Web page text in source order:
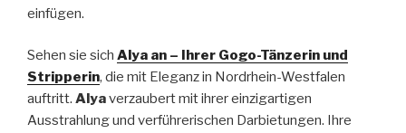
einfügen.
Sehen sie sich Alya an – Ihrer Gogo-Tänzerin und
Stripperin, die mit Eleganz in Nordrhein-Westfalen
auftritt. Alyaverzaubert mit ihrer einzigartigen
Ausstrahlung und verführerischen Darbietungen. Ihre